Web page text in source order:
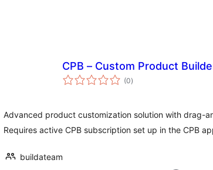
CPB – Custom Product
(0totale
vurderinger
)
Advanced product customization solution with drag-
Requires active CPB subscription set up in the CPB
buildateam